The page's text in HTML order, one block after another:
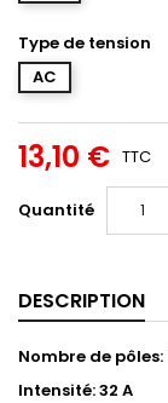
Type de tension
AC
13,10 € TTC
Quantité
DESCRIPTION
Nombre de pôles:
Intensité: 32 A